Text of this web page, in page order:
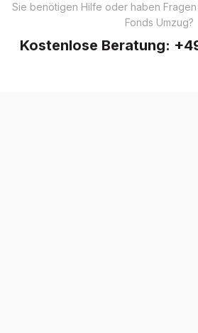
Sie benötigen Hilfe oder haben
Fonds Umzug?
Kostenlose Beratung: